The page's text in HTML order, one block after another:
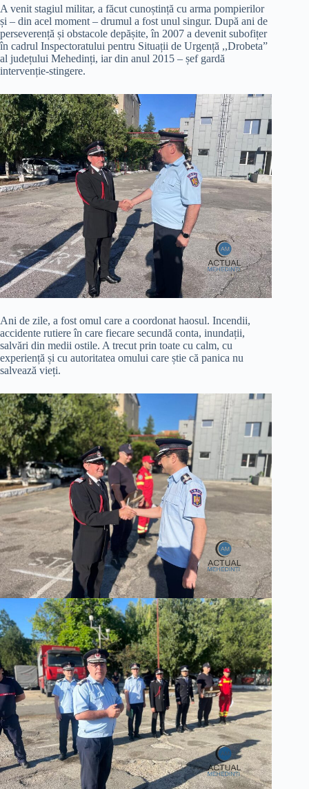
A venit stagiul militar, a făcut cunoștință cu arma pompierilor
și – din acel moment – drumul a fost unul singur. După ani de
perseverență și obstacole depășite, în 2007 a devenit subofițer
în cadrul Inspectoratului pentru Situații de Urgență ,,Drobeta”
al județului Mehedinți, iar din anul 2015 – șef gardă
intervenție-stingere.
Ani de zile, a fost omul care a coordonat haosul. Incendii,
accidente rutiere în care fiecare secundă conta, inundații,
salvări din medii ostile. A trecut prin toate cu calm, cu
experiență și cu autoritatea omului care știe că panica nu
salvează vieți.